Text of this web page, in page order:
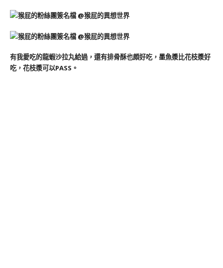
有我愛吃的龍蝦沙拉丸給過，還有排骨酥也頗好吃，墨魚漿比花枝漿好
吃，花枝漿可以PASS。